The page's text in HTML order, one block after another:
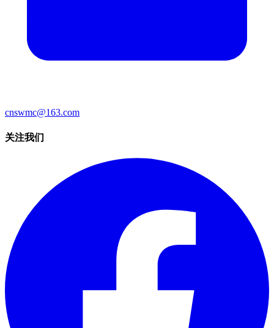
cnswmc@163.com
关注我们